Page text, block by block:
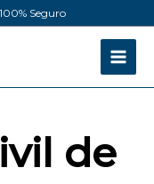
Seguro
de